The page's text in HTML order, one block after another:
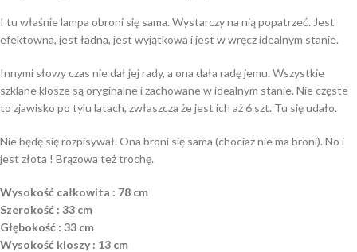
I tu właśnie lampa obroni się sama. Wystarczy na nią popatrzeć. Jest
efektowna, jest ładna, jest wyjątkowa i jest w wręcz idealnym stanie.
Innymi słowy czas nie dał jej rady, a ona dała radę jemu. Wszystkie
szklane klosze są oryginalne i zachowane w idealnym stanie. Nie częste
to zjawisko po tylu latach, zwłaszcza że jest ich aż 6 szt. Tu się udało.
Nie będę się rozpisywał. Ona broni się sama (chociaż nie ma broni). No i
jest złota ! Brązowa też trochę.
Wysokość całkowita : 78 cm
Szerokość : 33 cm
Głębokość : 33 cm
Wysokość kloszy : 13 cm